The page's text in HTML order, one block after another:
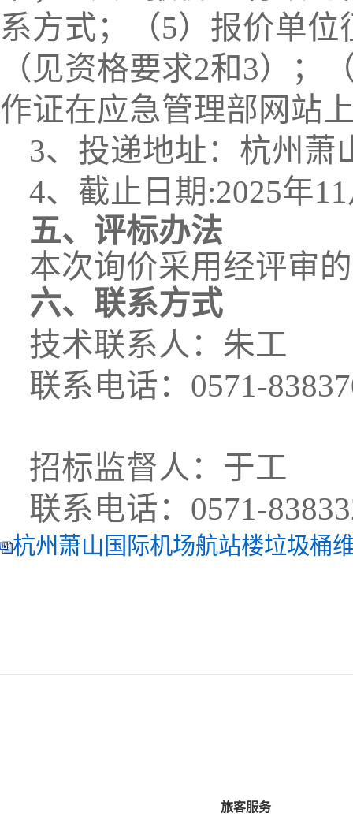
系方式；（5）报价单
（见资格要求2和3）
；
作证在应急管理部网站
3、投递地址：杭州萧
4、截止日期:2025年11
五、评标办法
本次询价采用经评审
六、联系方式
技术联系人： 朱工
联系电话： 0571-
招标监督人： 于工
联系电话： 0571-8383
杭州萧山国际机场航站楼垃圾桶
旅客服务